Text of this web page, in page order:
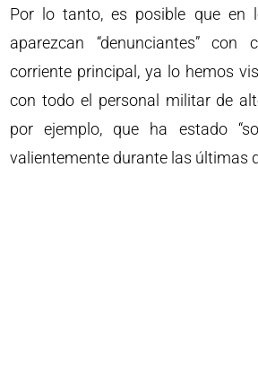
Por lo tanto, es posible que en
aparezcan “denunciantes” con
corriente principal, ya lo hemos
con todo el personal militar de
por ejemplo, que ha estado
valientemente durante las últimas